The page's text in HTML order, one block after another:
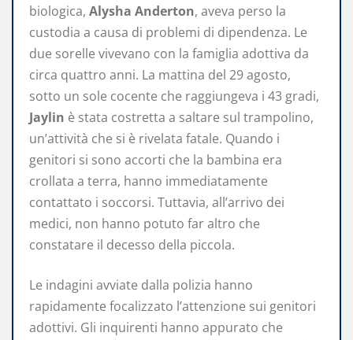
biologica, Alysha Anderton, aveva perso la
custodia a causa di problemi di dipendenza. Le
due sorelle vivevano con la famiglia adottiva da
circa quattro anni. La mattina del 29 agosto,
sotto un sole cocente che raggiungeva i 43 gradi,
Jaylin è stata costretta a saltare sul trampolino,
un’attività che si è rivelata fatale. Quando i
genitori si sono accorti che la bambina era
crollata a terra, hanno immediatamente
contattato i soccorsi. Tuttavia, all’arrivo dei
medici, non hanno potuto far altro che
constatare il decesso della piccola.
Le indagini avviate dalla polizia hanno
rapidamente focalizzato l’attenzione sui genitori
adottivi. Gli inquirenti hanno appurato che